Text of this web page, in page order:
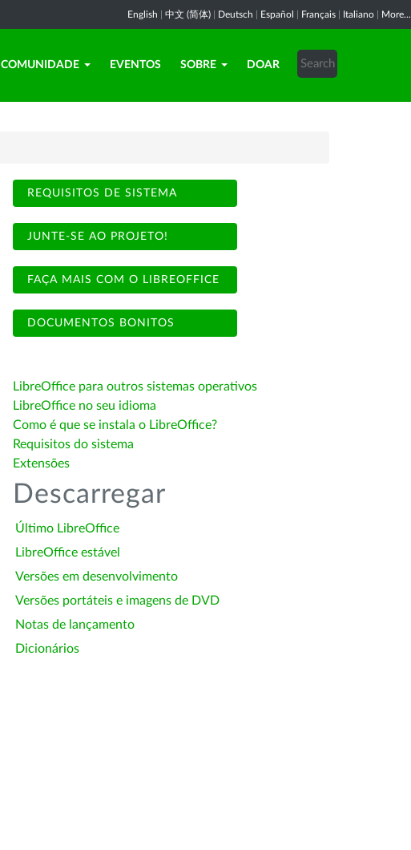
English 中文 (简体) Deutsch Español Français Italiano More...
COMUNIDADE EVENTOS SOBRE DOAR
REQUISITOS DE SISTEMA
JUNTE-SE AO PROJETO!
FAÇA MAIS COM O LIBREOFFICE
DOCUMENTOS BONITOS
LibreOffice para outros sistemas operativos
LibreOffice no seu idioma
Como é que se instala o LibreOffice?
Requisitos do sistema
Extensões
Descarregar
Último LibreOffice
LibreOffice estável
Versões em desenvolvimento
Versões portáteis e imagens de DVD
Notas de lançamento
Dicionários